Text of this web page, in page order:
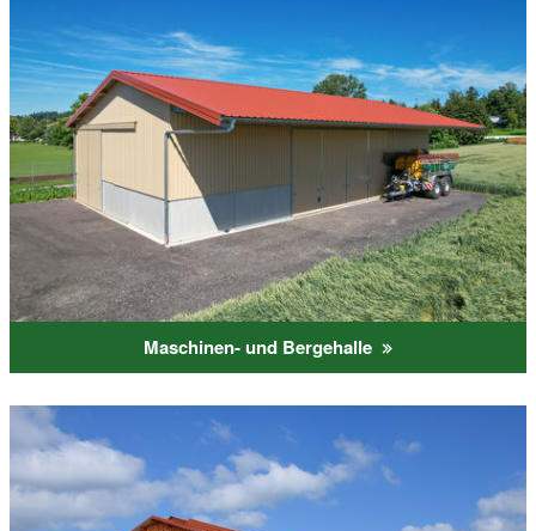
Maschinen- und Bergehalle